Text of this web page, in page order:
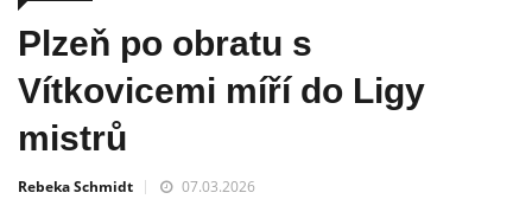
Plzeň po obratu s
Vítkovicemi míří do Ligy
mistrů
Rebeka Schmidt 07.03.2026